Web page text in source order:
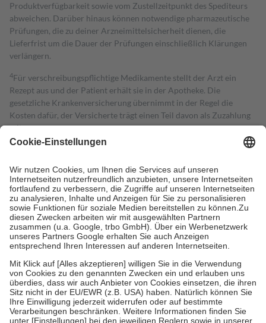
Produktverfügbarkeit sowie vom Zustellzeitpunkt des Spediteurs
abweichen. Darüber hinaus können notwendige pharmazeutische
Prüfungen, die zu deiner Arzneimittelsicherheit dienen, die
Lieferfrist um die Dauer der Prüfungen einschließlich Klärungen
verlängern.
4Für verschreibungspflichtige Medikamente stellt der Arzt ein
Rezept aus und der Patient erhält sie in der Apotheke. Die
gesetzliche Krankenversicherung übernimmt in der Regel die
Kosten dafür, der Versicherte trägt einen Teil davon als Zuzahlung
mit.
Grundsätzlich leisten Mitglieder Zuzahlungen in Höhe von zehn
höchstens zehn Euro.
Es sind jedoch nie mehr als die tatsächlichen
Kosten der Leistung zu entrichten.
Diese Regeln gelten grundsätzlich auch für Online-Apotheken.
Bei Heilmitteln und häuslicher Krankenpflege beträgt die
Zuzahlung zehn Prozent der Kosten sowie zehn Euro je
Verordnung.
Um das Engagement der Versicherten für ihre eigene Gesundheit zu
stärken und die besondere Stellung der Familie zu unterstützen,
fallenkeine Zuzahlungenan bei:
• Kindern und Jugendlichen bis zum vollendeten 18. Lebensjahr
mit Ausnahme der Fahrkosten
• Untersuchungen zur Vorsorge und Früherkennung, die von der
GKV getragen werden